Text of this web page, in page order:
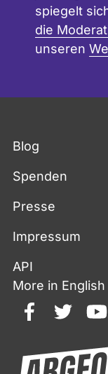
spiegelt
die
unseren
Blog
Spenden
Presse
Impressum
API
More in English
facebooktwitter